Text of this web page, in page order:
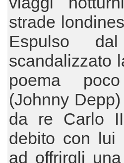
strade
Espulso
scandalizzato
poema
(Johnny
da re Carlo
debito con lui
ad offrirgli